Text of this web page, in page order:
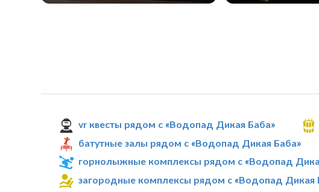
vr квесты рядом с «Водопад Дикая Баба»
батутные залы рядом с «Водопад Дикая Баба»
горнолыжные комплексы рядом с «Водопад
загородные комплексы рядом с «Водопад Дикая